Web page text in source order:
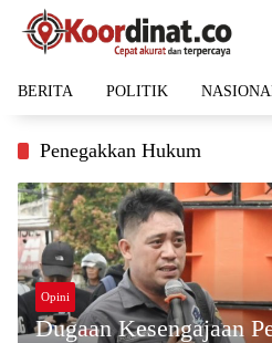
Langsung
BERITA POLITIK
Penegakkan Hukum
Opini
Dugaan Kesengajaan